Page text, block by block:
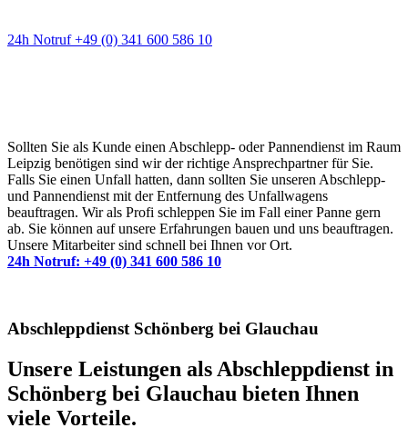
24h Notruf +49 (0) 341 600 586 10
Sollten Sie als Kunde einen Abschlepp- oder Pannendienst im Raum
Leipzig benötigen sind wir der richtige Ansprechpartner für Sie.
Falls Sie einen Unfall hatten, dann sollten Sie unseren Abschlepp-
und Pannendienst mit der Entfernung des Unfallwagens
beauftragen. Wir als Profi schleppen Sie im Fall einer Panne gern
ab. Sie können auf unsere Erfahrungen bauen und uns beauftragen.
Unsere Mitarbeiter sind schnell bei Ihnen vor Ort.
24h Notruf: +49 (0) 341 600 586 10
Abschleppdienst Schönberg bei Glauchau
Unsere Leistungen als Abschleppdienst in
Schönberg bei Glauchau bieten Ihnen
viele Vorteile.